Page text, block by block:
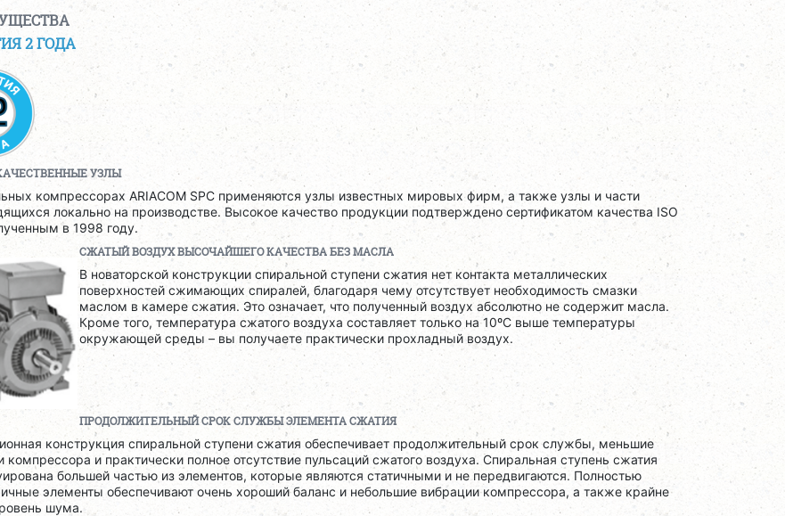
2 ГОДА
УЗЛЫ
компрессорах ARIACOM SPC применяются узлы известных мировых фирм, а также узлы и части
локально на производстве. Высокое качество продукции подтверждено сертификатом качества ISO
в 1998 году.
СЖАТЫЙ ВОЗДУХ ВЫСОЧАЙШЕГО КАЧЕСТВА БЕЗ МАСЛА
В новаторской конструкции спиральной ступени сжатия нет контакта металлических
поверхностей сжимающих спиралей, благодаря чему отсутствует необходимость смазки
маслом в камере сжатия. Это означает, что полученный воздух абсолютно не содержит масла.
Кроме того, температура сжатого воздуха составляет только на 10ºС выше температуры
окружающей среды – вы получаете практически прохладный воздух.
ПРОДОЛЖИТЕЛЬНЫЙ СРОК СЛУЖБЫ ЭЛЕМЕНТА СЖАТИЯ
конструкция спиральной ступени сжатия обеспечивает продолжительный срок службы, меньшие
компрессора и практически полное отсутствие пульсаций сжатого воздуха. Спиральная ступень сжатия
большей частью из элементов, которые являются статичными и не передвигаются. Полностью
элементы обеспечивают очень хороший баланс и небольшие вибрации компрессора, а также крайне
шума.